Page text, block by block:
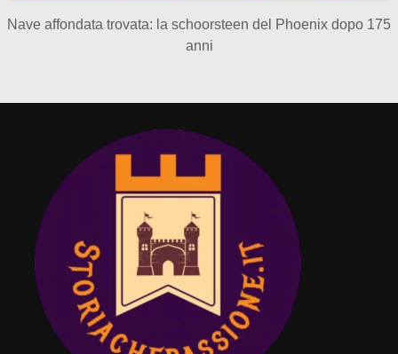
Nave affondata trovata: la schoorsteen del Phoenix dopo 175
anni